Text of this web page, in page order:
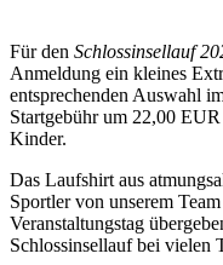
Für den Schlossinsellauf
Anmeldung ein kleines
entsprechenden Auswahl
Startgebühr um 22,00
Kinder.
Das Laufshirt aus
Sportler von unserem
Veranstaltungstag
Schlossinsellauf bei vielen